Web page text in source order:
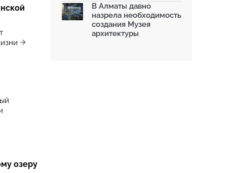
озеру
В Алматы давно
назрела необходимость
создания Музея
архитектуры